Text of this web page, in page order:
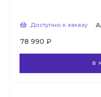
Доступно к заказу
78 990 ₽
В